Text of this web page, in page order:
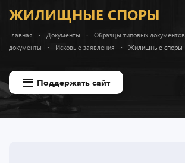
ЖИЛИЩНЫЕ СПОРЫ
Главная Документы Образцы типовых документов
документы
Исковые заявления Жилищные споры
Поддержать сайт